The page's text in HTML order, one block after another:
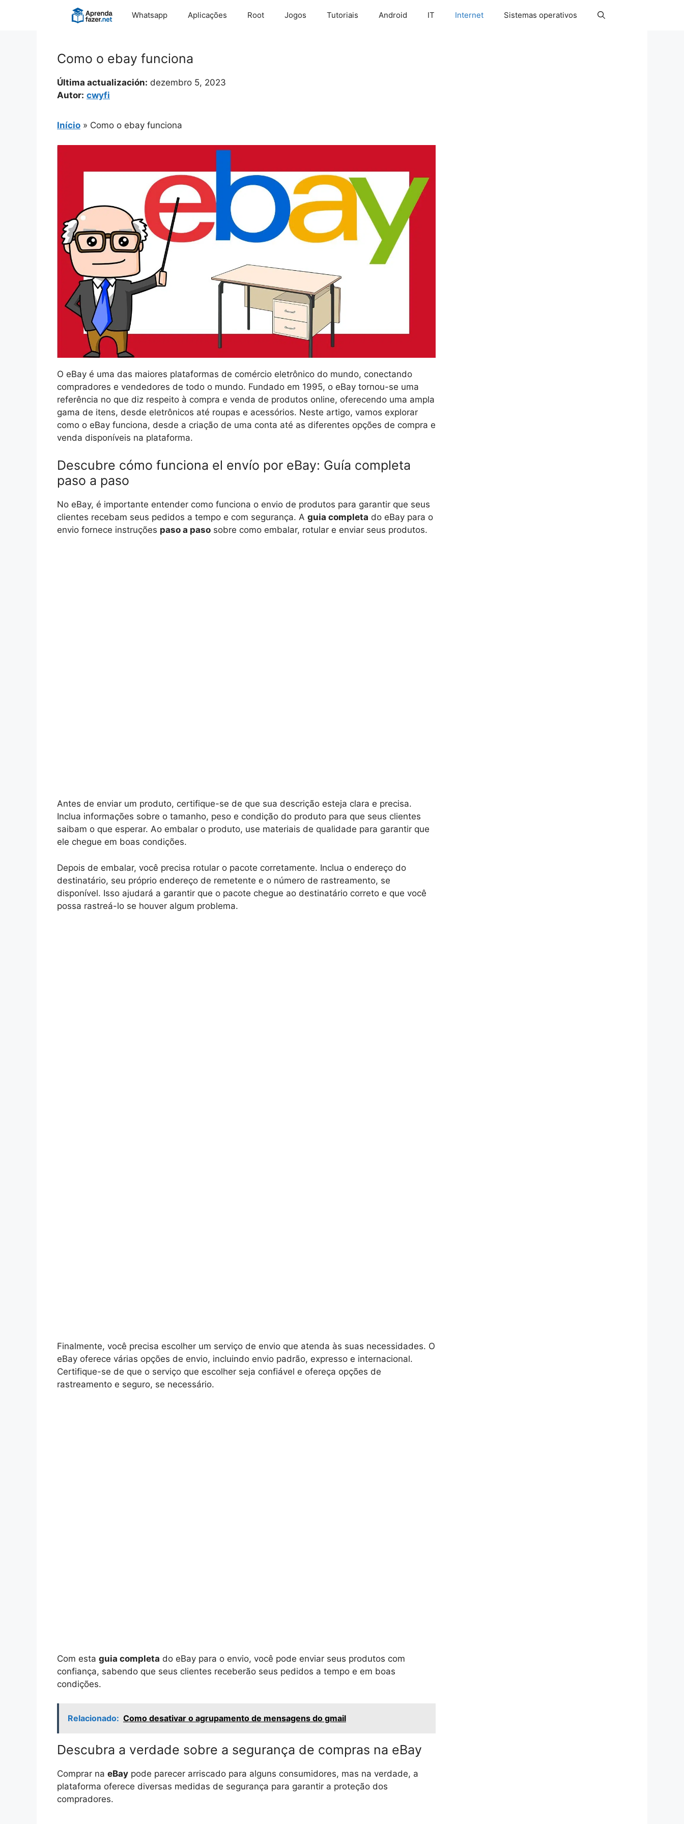
Whatsapp Aplicações Root Jogos Tutoriais Android IT Internet Sistemas operativos
Como o ebay funciona
Última actualización: dezembro 5, 2023
Autor: cwyfi
Início » Como o ebay funciona
O eBay é uma das maiores plataformas de comércio eletrônico do mundo, conectando
compradores e vendedores de todo o mundo. Fundado em 1995, o eBay tornou-se uma
referência no que diz respeito à compra e venda de produtos online, oferecendo uma ampla
gama de itens, desde eletrônicos até roupas e acessórios. Neste artigo, vamos explorar
como o eBay funciona, desde a criação de uma conta até as diferentes opções de compra e
venda disponíveis na plataforma.
Descubre cómo funciona el envío por eBay: Guía completa
paso a paso
No eBay, é importante entender como funciona o envio de produtos para garantir que seus
clientes recebam seus pedidos a tempo e com segurança. A guia completa do eBay para o
envio fornece instruções paso a paso sobre como embalar, rotular e enviar seus produtos.
Antes de enviar um produto, certifique-se de que sua descrição esteja clara e precisa.
Inclua informações sobre o tamanho, peso e condição do produto para que seus clientes
saibam o que esperar. Ao embalar o produto, use materiais de qualidade para garantir que
ele chegue em boas condições.
Depois de embalar, você precisa rotular o pacote corretamente. Inclua o endereço do
destinatário, seu próprio endereço de remetente e o número de rastreamento, se
disponível. Isso ajudará a garantir que o pacote chegue ao destinatário correto e que você
possa rastreá-lo se houver algum problema.
Finalmente, você precisa escolher um serviço de envio que atenda às suas necessidades. O
eBay oferece várias opções de envio, incluindo envio padrão, expresso e internacional.
Certifique-se de que o serviço que escolher seja confiável e ofereça opções de
rastreamento e seguro, se necessário.
Com esta guia completa do eBay para o envio, você pode enviar seus produtos com
confiança, sabendo que seus clientes receberão seus pedidos a tempo e em boas
condições.
Relacionado: Como desativar o agrupamento de mensagens do gmail
Descubra a verdade sobre a segurança de compras na eBay
Comprar na eBay pode parecer arriscado para alguns consumidores, mas na verdade, a
plataforma oferece diversas medidas de segurança para garantir a proteção dos
compradores.